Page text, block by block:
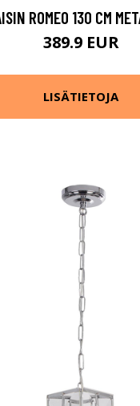
ROMEO 130 CM
389.9 EUR
LISÄTIETOJA